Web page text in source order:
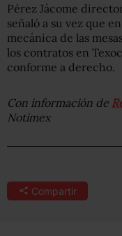
Pérez Jácome
señaló a su vez que
mecánica de las
los contratos en
conforme a derecho.
Con información de
Notimex
Compartir